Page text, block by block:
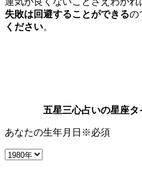
失敗は回避することができるの
ください。
五星三心占いの星座
あなたの生年月日 ※必須